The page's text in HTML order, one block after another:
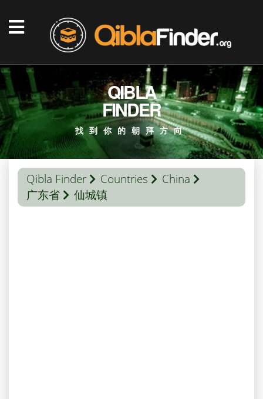
QIBLA
FINDER
找到你的朝拜方向
Qibla Finder Countries
China
广东省
仙城镇